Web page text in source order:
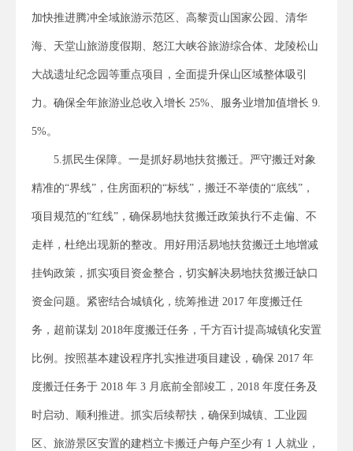
加快推进腾冲全域旅游示范区、高黎贡山国家公园、清华
海、天堂山旅游度假期、怒江大峡谷旅游综合体、龙陵松山
大战遗址纪念园等重点项目，全面提升保山区域整体吸引
力。确保全年旅游业总收入增长 25%、服务业增加值增长 9.
5%。
5.抓民生保障。一是抓好易地扶贫搬迁。严守搬迁对象
精准的“界线”，住房面积的“标线”，搬迁不举债的“底线”，
项目规范的“红线”，确保易地扶贫搬迁政策执行不走偏、不
走样，杜绝出现新的整改。用好用活易地扶贫搬迁土地增减
挂钩政策，抓实项目资金整合，切实解决易地扶贫搬迁缺口
资金问题。紧密结合城镇化，统筹推进 2017 年度搬迁任
务，超前谋划 2018年度搬迁任务，千方百计提高城镇化安置
比例。按照基本建设程序扎实推进项目建设，确保 2017 年
度搬迁任务于 2018 年 3 月底前全部竣工，2018 年度任务及
时启动、顺利推进。抓实后续帮扶，确保到城镇、工业园
区、旅游景区安置的建档立卡搬迁户每户至少有 1 人就业，